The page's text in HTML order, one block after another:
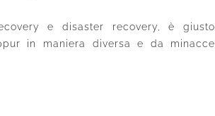
e disaster recovery, è giusto
in maniera diversa e da minacce